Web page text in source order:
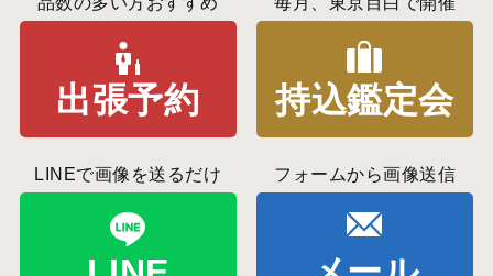
出張予約 持込鑑定会
LINEで画像を送るだけ フォームから画像送信